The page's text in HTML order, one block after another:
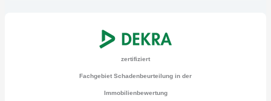
zertifiziert
Fachgebiet Schadenbeurteilung in der
Immobilienbewertung